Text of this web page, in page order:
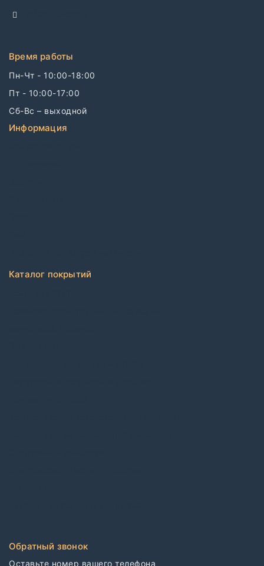
Время работы
Пн-Чт - 10:00-18:00
Пт - 10:00-17:00
Сб-Вс – выходной
Информация
Каталог покрытий
Обратный звонок
Оставьте номер вашего телефона